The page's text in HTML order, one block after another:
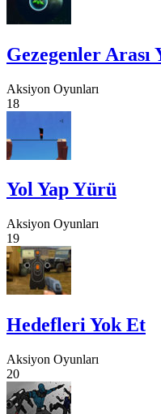
Gezegenler Arası
Aksiyon Oyunları
18
Yol Yap Yürü
Aksiyon Oyunları
19
Hedefleri Yok Et
Aksiyon Oyunları
20